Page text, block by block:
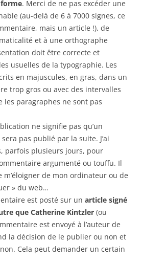
. Merci de ne pas excéder une
(au-delà de 6 à 7000 signes, ce
mais un article !), de
et à une orthographe
doit être correcte et
usuelles de la typographie. Les
en majuscules, en gras, dans un
trop gros ou avec des intervalles
les paragraphes ne sont pas
ne signifie pas qu’un
pas publié par la suite. J’ai
parfois plusieurs jours, pour
argumenté ou touffu. Il
m’éloigner de mon ordinateur ou de
» du web…
est posté sur un article signé
que Catherine Kintzler (ou
est envoyé à l’auteur de
la décision de le publier ou non et
Cela peut demander un certain